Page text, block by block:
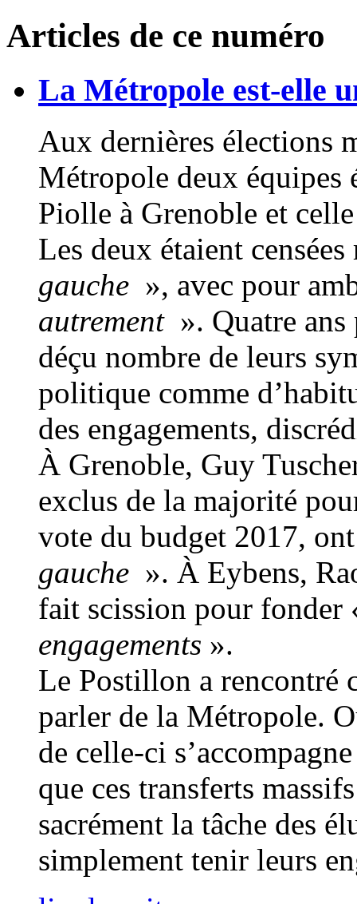
Articles de ce numéro
La Métropole est-elle
Aux dernières élections
Métropole deux équipes
Piolle à Grenoble et
Les deux étaient
gauche », avec pour
autrement ». Quatre
déçu nombre de leurs
politique comme
des engagements,
À Grenoble, Guy
exclus de la majorité
vote du budget 2017,
gauche ». À Eybens,
fait scission pour fonder
engagements ».
Le Postillon a rencontré
parler de la Métropole.
de celle-ci
que ces transferts
sacrément la tâche des
simplement tenir leurs